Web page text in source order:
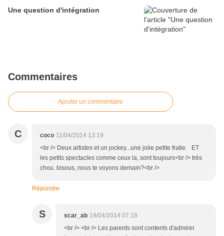
Une question d'intégration
Commentaires
Ajouter un commentaire
C coco 11/04/2014 13:19
<br /> Deux artistes et un jockey...une jolie petite fratie. ET
les petits spectacles comme ceux la, sont toujours<br /> très
chou. bisous, nous te voyons demain?<br />
Répondre
S scar_ab 19/04/2014 07:18
<br /> <br /> Les parents sont contents d'admirer